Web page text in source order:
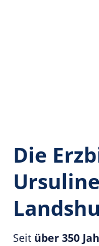
Die
Seit über 350